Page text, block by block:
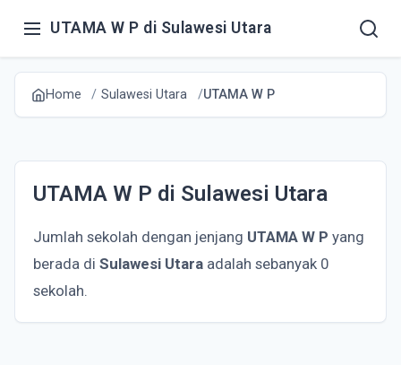
UTAMA W P di Sulawesi Utara
Home Sulawesi Utara UTAMA W P
UTAMA W P di Sulawesi Utara
Jumlah sekolah dengan jenjang UTAMA W P yang
berada di Sulawesi Utara adalah sebanyak 0
sekolah.